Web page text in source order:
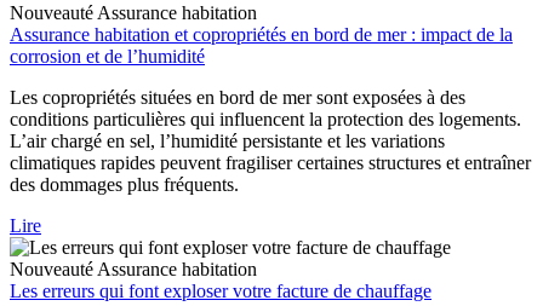
Nouveauté Assurance habitation
Assurance habitation et copropriétés en bord de mer : impact de la
corrosion et de l’humidité
Les copropriétés situées en bord de mer sont exposées à des
conditions particulières qui influencent la protection des logements.
L’air chargé en sel, l’humidité persistante et les variations
climatiques rapides peuvent fragiliser certaines structures et entraîner
des dommages plus fréquents.
Lire
Nouveauté Assurance habitation
Les erreurs qui font exploser votre facture de chauffage